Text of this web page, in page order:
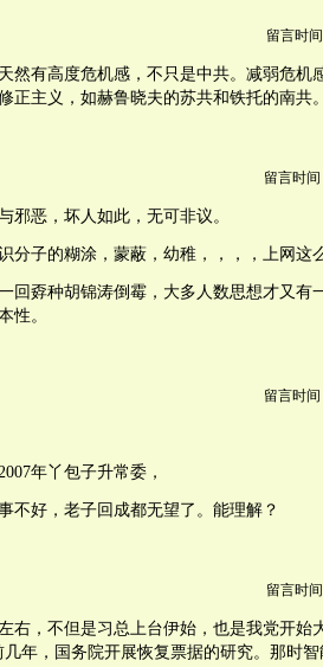
留言时
然有高度危机感，不只是中共。减弱危机
正主义，如赫鲁晓夫的苏共和铁托的南共
留言时间
邪恶，坏人如此，无可非议。
分子的糊涂，蒙蔽，幼稚，，，，上网这
回孬种胡锦涛倒霉，大多人数思想才又有
性。
留言时间
年丫包子升常委，
不好，老子回成都无望了。能理解？
留言时
右，不但是习总上台伊始，也是我党开始
几年，国务院开展恢复票据的研究。那时